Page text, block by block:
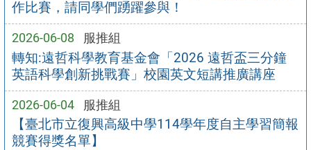
作比賽，請同學們踴躍參與！
2026-06-08 服推組
轉知:遠哲科學教育基金會「2026 遠哲盃三分鐘
英語科學創新挑戰賽」校園英文短講推廣講座
2026-06-04 服推組
【臺北市立復興高級中學114學年度自主學習簡報
競賽得獎名單】